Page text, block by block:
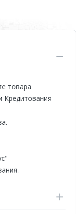
Inverter Black
экологичные
же, большой
сплит-
пульта ДУ,
своего смартфона
товара
Кредитования